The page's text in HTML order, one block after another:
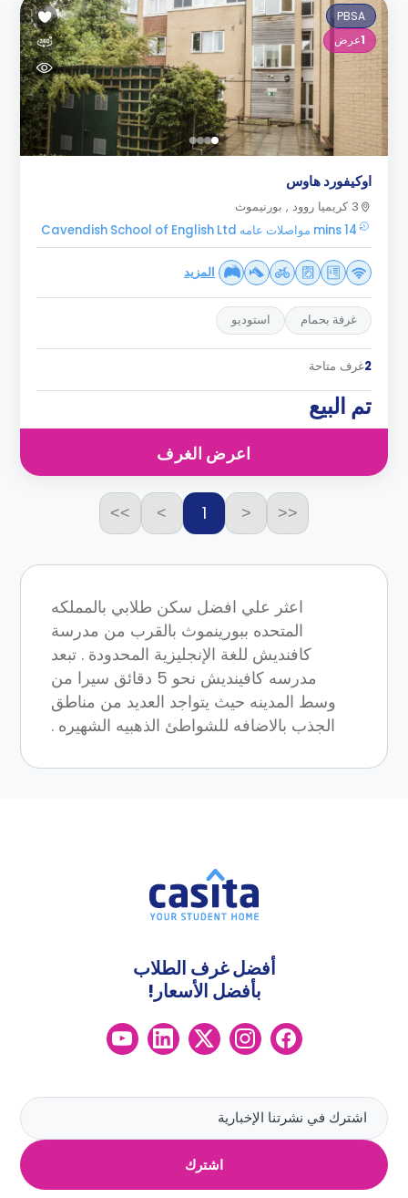
PBSA
1عرض
اوكيفورد هاوس
3 كريميا روود , بورنيموث
14 mins مواصلات عامه Cavendish School of English Ltd
المزيد
غرفة بحمام استوديو
2غرف متاحة
تم البيع
اعرض الغرف
<<
<
1
>
>>
اعثر علي افضل سكن طلابي بالمملكه
المتحده ببورينموث بالقرب من مدرسة
كافنديش للغة الإنجليزية المحدودة . تبعد
مدرسه كافينديش نحو 5 دقائق سيرا من
وسط المدينه حيث يتواجد العديد من مناطق
الجذب بالاضافه للشواطئ الذهبيه الشهيره .
اشترك
أفضل غرف الطلاب
بأفضل الأسعار!